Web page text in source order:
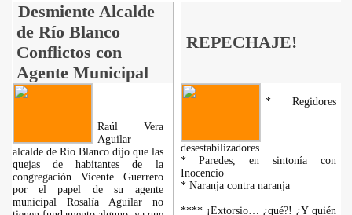
Desmiente Alcalde
de Río Blanco
Conflictos con
Agente Municipal
REPECHAJE!
Raúl Vera
Aguilar
alcalde de Río Blanco dijo que las
quejas de habitantes de la
congregación Vicente Guerrero
por el papel de su agente
municipal Rosalía Aguilar no
* Regidores
desestabilizadores…
* Paredes, en sintonía con
Inocencio
* Naranja contra naranja
**** ¡Extorsio… ¿qué?! ¿Y quién